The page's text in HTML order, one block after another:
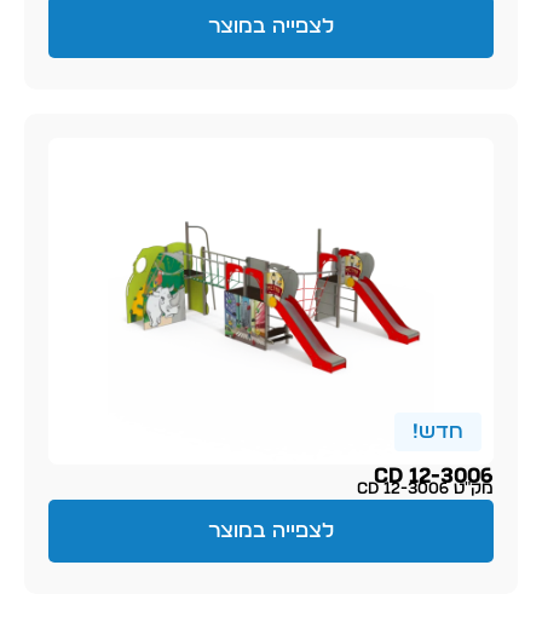
לצפייה במוצר
חדש!
CD 12-3006
מק״ט CD 12-3006
לצפייה במוצר